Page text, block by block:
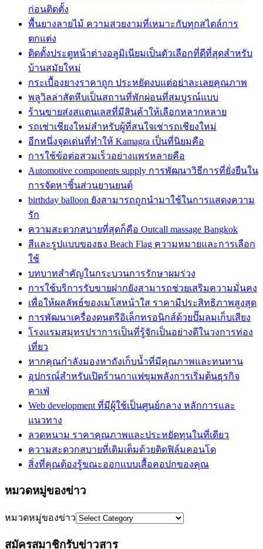
ก่อนติดตั้ง
พื้นยางลายไม้ ความสวยงามที่เหมาะกับทุกสไตล์การ
ตกแต่ง
ติดตั้งประตูหน้าต่างอลูมิเนียมเป็นตัวเลือกที่ดีที่สุดสำหรับ
บ้านสมัยใหม่
กระเบื้องยางราคาถูก ประหยัดงบแต่อย่าละเลยคุณภาพ
พลูวิลล่าสัตหีบเป็นสถานที่พักผ่อนที่สมบูรณ์แบบ
ร้านขายส่งสแตนเลสที่มีสินค้าให้เลือกหลากหลาย
รถเช่าเชียงใหม่สำหรับผู้ที่สนใจเช่ารถเชียงใหม่
อีกหนึ่งจุดเด่นที่ทำให้ Kamagra เป็นที่นิยมคือ
การใช้ข้อต่อสวมเร็วอย่างแพร่หลายคือ
Automotive components supply การพัฒนาวิธีการที่ยั่งยืนใน
การจัดหาชิ้นส่วนยานยนต์
birthday balloon ยังสามารถถูกนำมาใช้ในการแสดงความ
รัก
ความสะดวกสบายที่สุดก็คือ Outcall massage Bangkok
สีและรูปแบบของธง Beach Flag ความหมายและการเลือก
ใช้
บทบาทสำคัญในกระบวนการรักษาผมร่วง
การใช้บริการรับขายฝากยังสามารถช่วยเสริมความมั่นคง
เพื่อให้ผลลัพธ์ของเมโสหน้าใส ราคามีประสิทธิภาพสูงสุด
การพัฒนาเครื่องดนตรีอิเล็กทรอนิกส์ด้วยปั๊มลมเก็บเสียง
โรงแรมสมุทรปราการเป็นที่รู้จักเป็นอย่างดีในวงการท่อง
เที่ยว
หากคุณกำลังมองหาถังเก็บน้ำที่มีคุณภาพและทนทาน
อุปกรณ์สำหรับเปิดร้านกาแฟขุมพลังการเริ่มต้นธุรกิจ
คาเฟ่
Web development ที่มีผู้ใช้เป็นศูนย์กลาง หลักการและ
แนวทาง
ลวดหนาม ราคาคุณภาพและประหยัดทุนในที่เดียว
ความสะดวกสบายที่เติมเต็มด้วยติดฟิล์มคอนโด
สิ่งที่คุณต้องรู้ขณะออกแบบเสื้อคอปกของคุณ
หมวดหมู่ของข่าว
หมวดหมู่ของข่าว
สมัครสมาชิกรับข่าวสาร